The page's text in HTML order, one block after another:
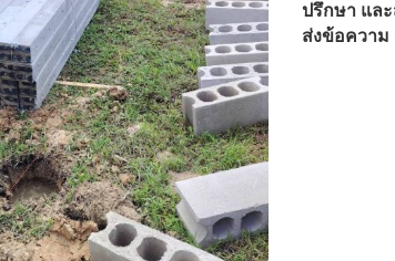
ปรึกษา แล
ส่งข้อความ